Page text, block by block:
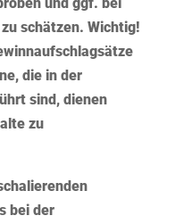
schätzen. Wichtig!
die in der
sind, dienen
zu
bei der